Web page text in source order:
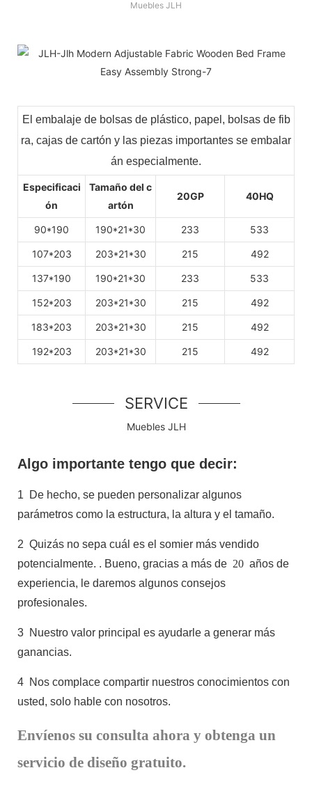
Muebles JLH
El embalaje de bolsas de plástico, papel, bolsas de fib
ra, cajas de cartón y las piezas importantes se embalar
án especialmente.
Especificaci
ón
Tamaño del c
artón
20GP 40HQ
90*190 190*21*30 233 533
107*203 203*21*30 215 492
137*190 190*21*30 233 533
152*203 203*21*30 215 492
183*203 203*21*30 215 492
192*203 203*21*30 215 492
SERVICE
Muebles JLH
Algo importante tengo que decir:
1
De hecho, se pueden personalizar algunos
parámetros como la estructura, la altura y el tamaño.
2 Quizás no sepa cuál es el somier más vendido
potencialmente. . Bueno, gracias a más de 20 años de
experiencia, le daremos algunos consejos
profesionales.
3 Nuestro valor principal es ayudarle a generar más
ganancias.
4 Nos complace compartir nuestros conocimientos con
usted, solo hable con nosotros.
Envíenos su consulta ahora y obtenga un
servicio de diseño gratuito.